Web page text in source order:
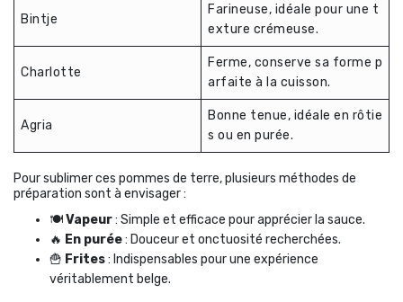
Bintje
Farineuse, idéale pour une t
exture crémeuse.
Charlotte
Ferme, conserve sa forme p
arfaite à la cuisson.
Agria
Bonne tenue, idéale en rôtie
s ou en purée.
Pour sublimer ces pommes de terre, plusieurs méthodes de
préparation sont à envisager :
🍽️Vapeur: Simple et efficace pour apprécier la sauce.
🔥 En purée: Douceur et onctuosité recherchées.
🍟 Frites: Indispensables pour une expérience
véritablement belge.